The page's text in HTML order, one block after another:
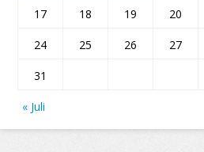
17 18 19 20
24 25 26 27
31
« Juli